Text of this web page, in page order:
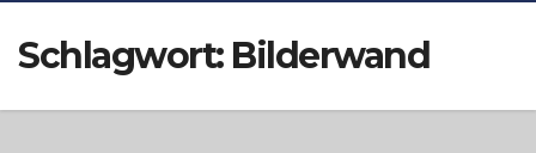
Schlagwort: Bilderwand